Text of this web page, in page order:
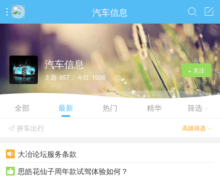
 汽车信息 

+ 关注
汽车信息
主题: 857 / 今日: 1006
全部 最新 热门 精华 筛选 
高级筛选 
 拼车出行
 大冶论坛服务条款
 思皓花仙子周年款试驾体验如何？